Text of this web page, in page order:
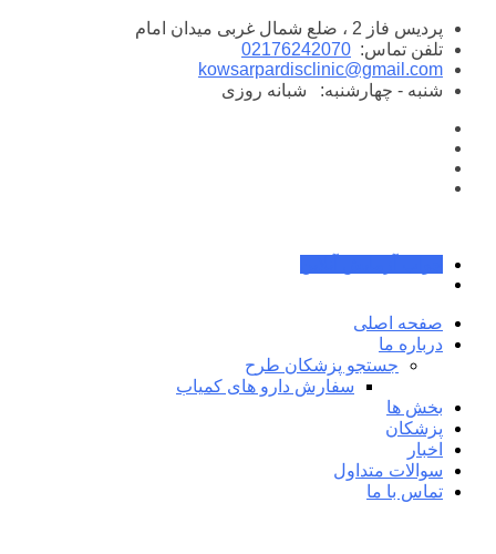
پرش
محتوا
پردیس فاز 2 ، ضلع شمال غربی میدان امام
تلفن تماس: 02176242070
kowsarpardisclinic@gmail.com
شنبه - چهارشنبه:
شبانه روزی
صفحه اصلی
درباره ما
جستجو پزشکان طرح
سفارش دارو های کمیاب
بخش ها
پزشکان
اخبار
سوالات متداول
تماس با ما